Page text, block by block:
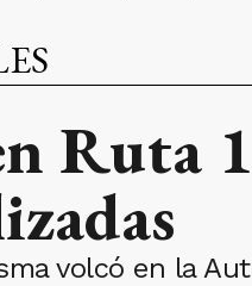
Ruta
volcó en la